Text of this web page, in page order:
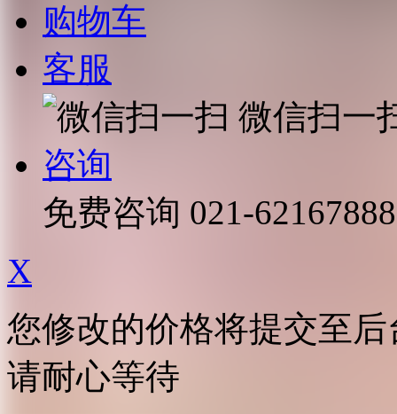
购物车
客服
微信扫一
咨询
免费咨询 021-62167888
X
您修改的价格将提交至
请耐心等待